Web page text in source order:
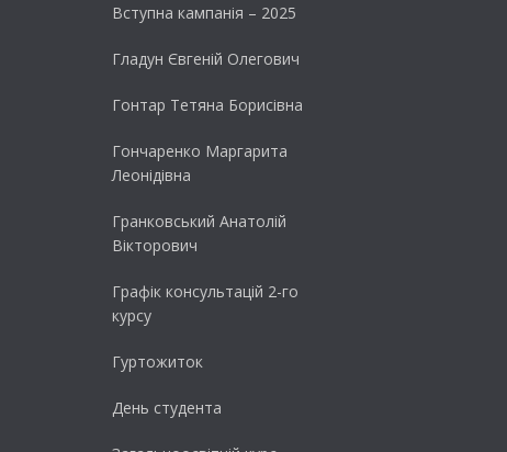
Вступна кампанія – 2025
Гладун Євгеній Олегович
Гонтар Тетяна Борисівна
Гончаренко Маргарита
Леонідівна
Гранковський Анатолій
Вікторович
Графік консультацій 2-го
курсу
Гуртожиток
День студента